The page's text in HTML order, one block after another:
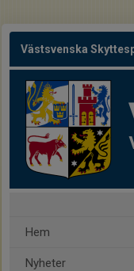
Västsvenska
Hem
Nyheter